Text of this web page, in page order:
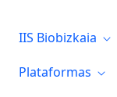
IIS Biobizkaia
Plataformas